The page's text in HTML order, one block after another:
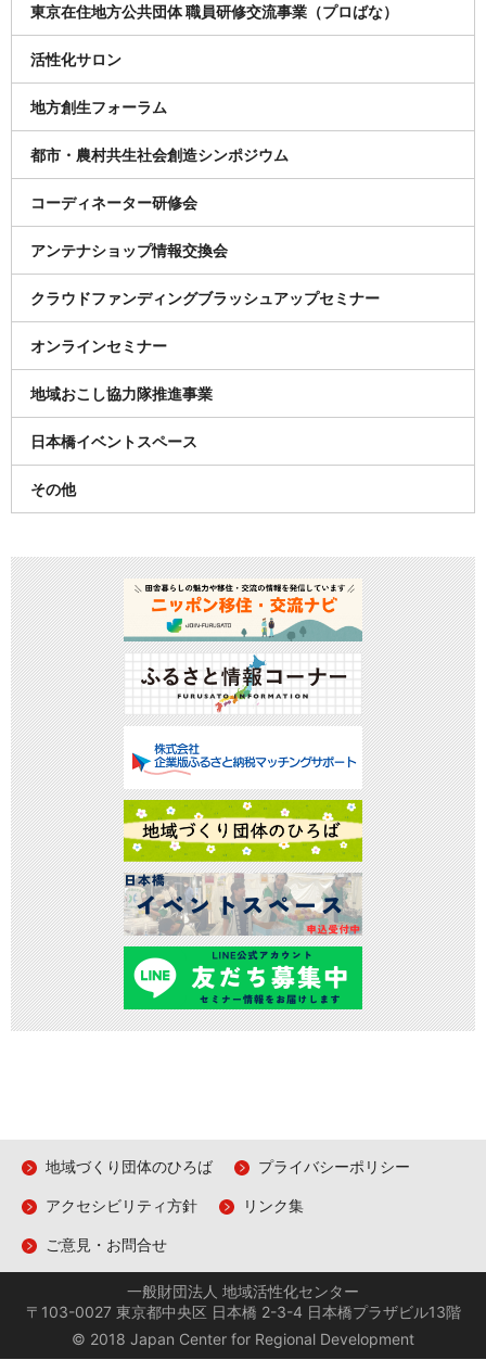
東京在住地方公共団体 職員研修交流事業（プロばな）
活性化サロン
地方創生フォーラム
都市・農村共生社会創造シンポジウム
コーディネーター研修会
アンテナショップ情報交換会
クラウドファンディングブラッシュアップセミナー
オンラインセミナー
地域おこし協力隊推進事業
日本橋イベントスペース
その他
地域づくり団体のひろば プライバシーポリシー
アクセシビリティ方針 リンク集
ご意見・お問合せ
一般財団法人 地域活性化センター
〒103-0027 東京都中央区 日本橋 2-3-4 日本橋プラザビル13階
© 2018 Japan Center for Regional Development